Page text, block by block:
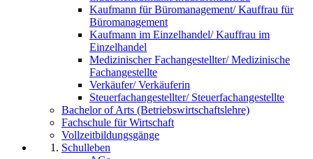
Kaufmann für Büromanagement/ Kauffrau für
Büromanagement
Kaufmann im Einzelhandel/ Kauffrau im
Einzelhandel
Medizinischer Fachangestellter/ Medizinische
Fachangestellte
Verkäufer/ Verkäuferin
Steuerfachangestellter/ Steuerfachangestellte
Bachelor of Arts (Betriebswirtschaftslehre)
Fachschule für Wirtschaft
Vollzeitbildungsgänge
Schulleben